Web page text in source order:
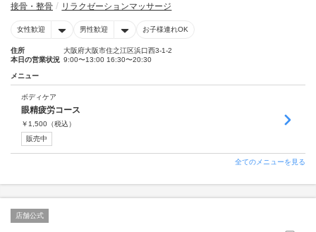
接骨・整骨 リラクゼーションマッサージ
女性歓迎 男性歓迎 お子様連れOK
住所
大阪府大阪市住之江区浜口西3-1-2
本日の営業状況 9:00〜13:00 16:30〜20:30
メニュー
ボディケア
眼精疲労コース
￥ 1,500 （税込）
販売中
全てのメニューを見る
店舗公式